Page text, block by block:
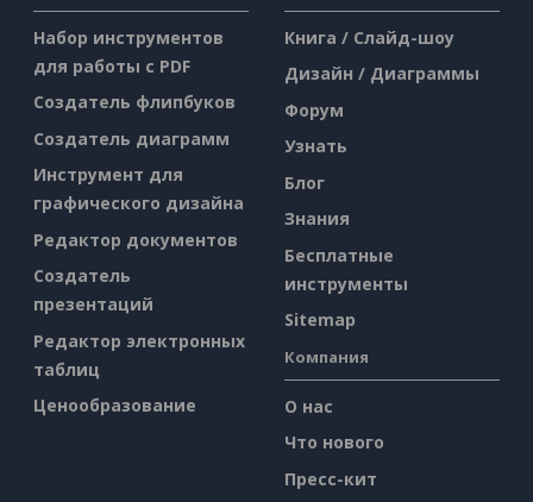
Набор инструментов
для работы с PDF
Создатель флипбуков
Создатель диаграмм
Инструмент для
графического дизайна
Редактор документов
Создатель
презентаций
Редактор электронных
таблиц
Ценообразование
Книга / Слайд-шоу
Дизайн / Диаграммы
Форум
Узнать
Блог
Знания
Бесплатные
инструменты
Sitemap
Компания
О нас
Что нового
Пресс-кит